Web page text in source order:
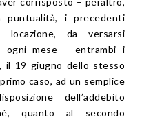
puntualità, i precedenti
locazione, da versarsi
ogni mese – entrambi i
il 19 giugno dello stesso
caso, ad un semplice
dell’addebito
quanto al secondo